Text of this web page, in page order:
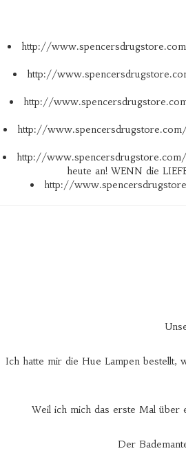
http://
http://
http://
http://
http://
heute an! WENN die
http://
Ich hatte mir die Hue Lampen bestellt,
Weil ich mich das erste Mal über
Der